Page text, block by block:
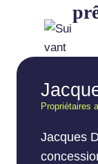
Propriétaires
Jacques